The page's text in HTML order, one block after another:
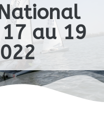
au 19